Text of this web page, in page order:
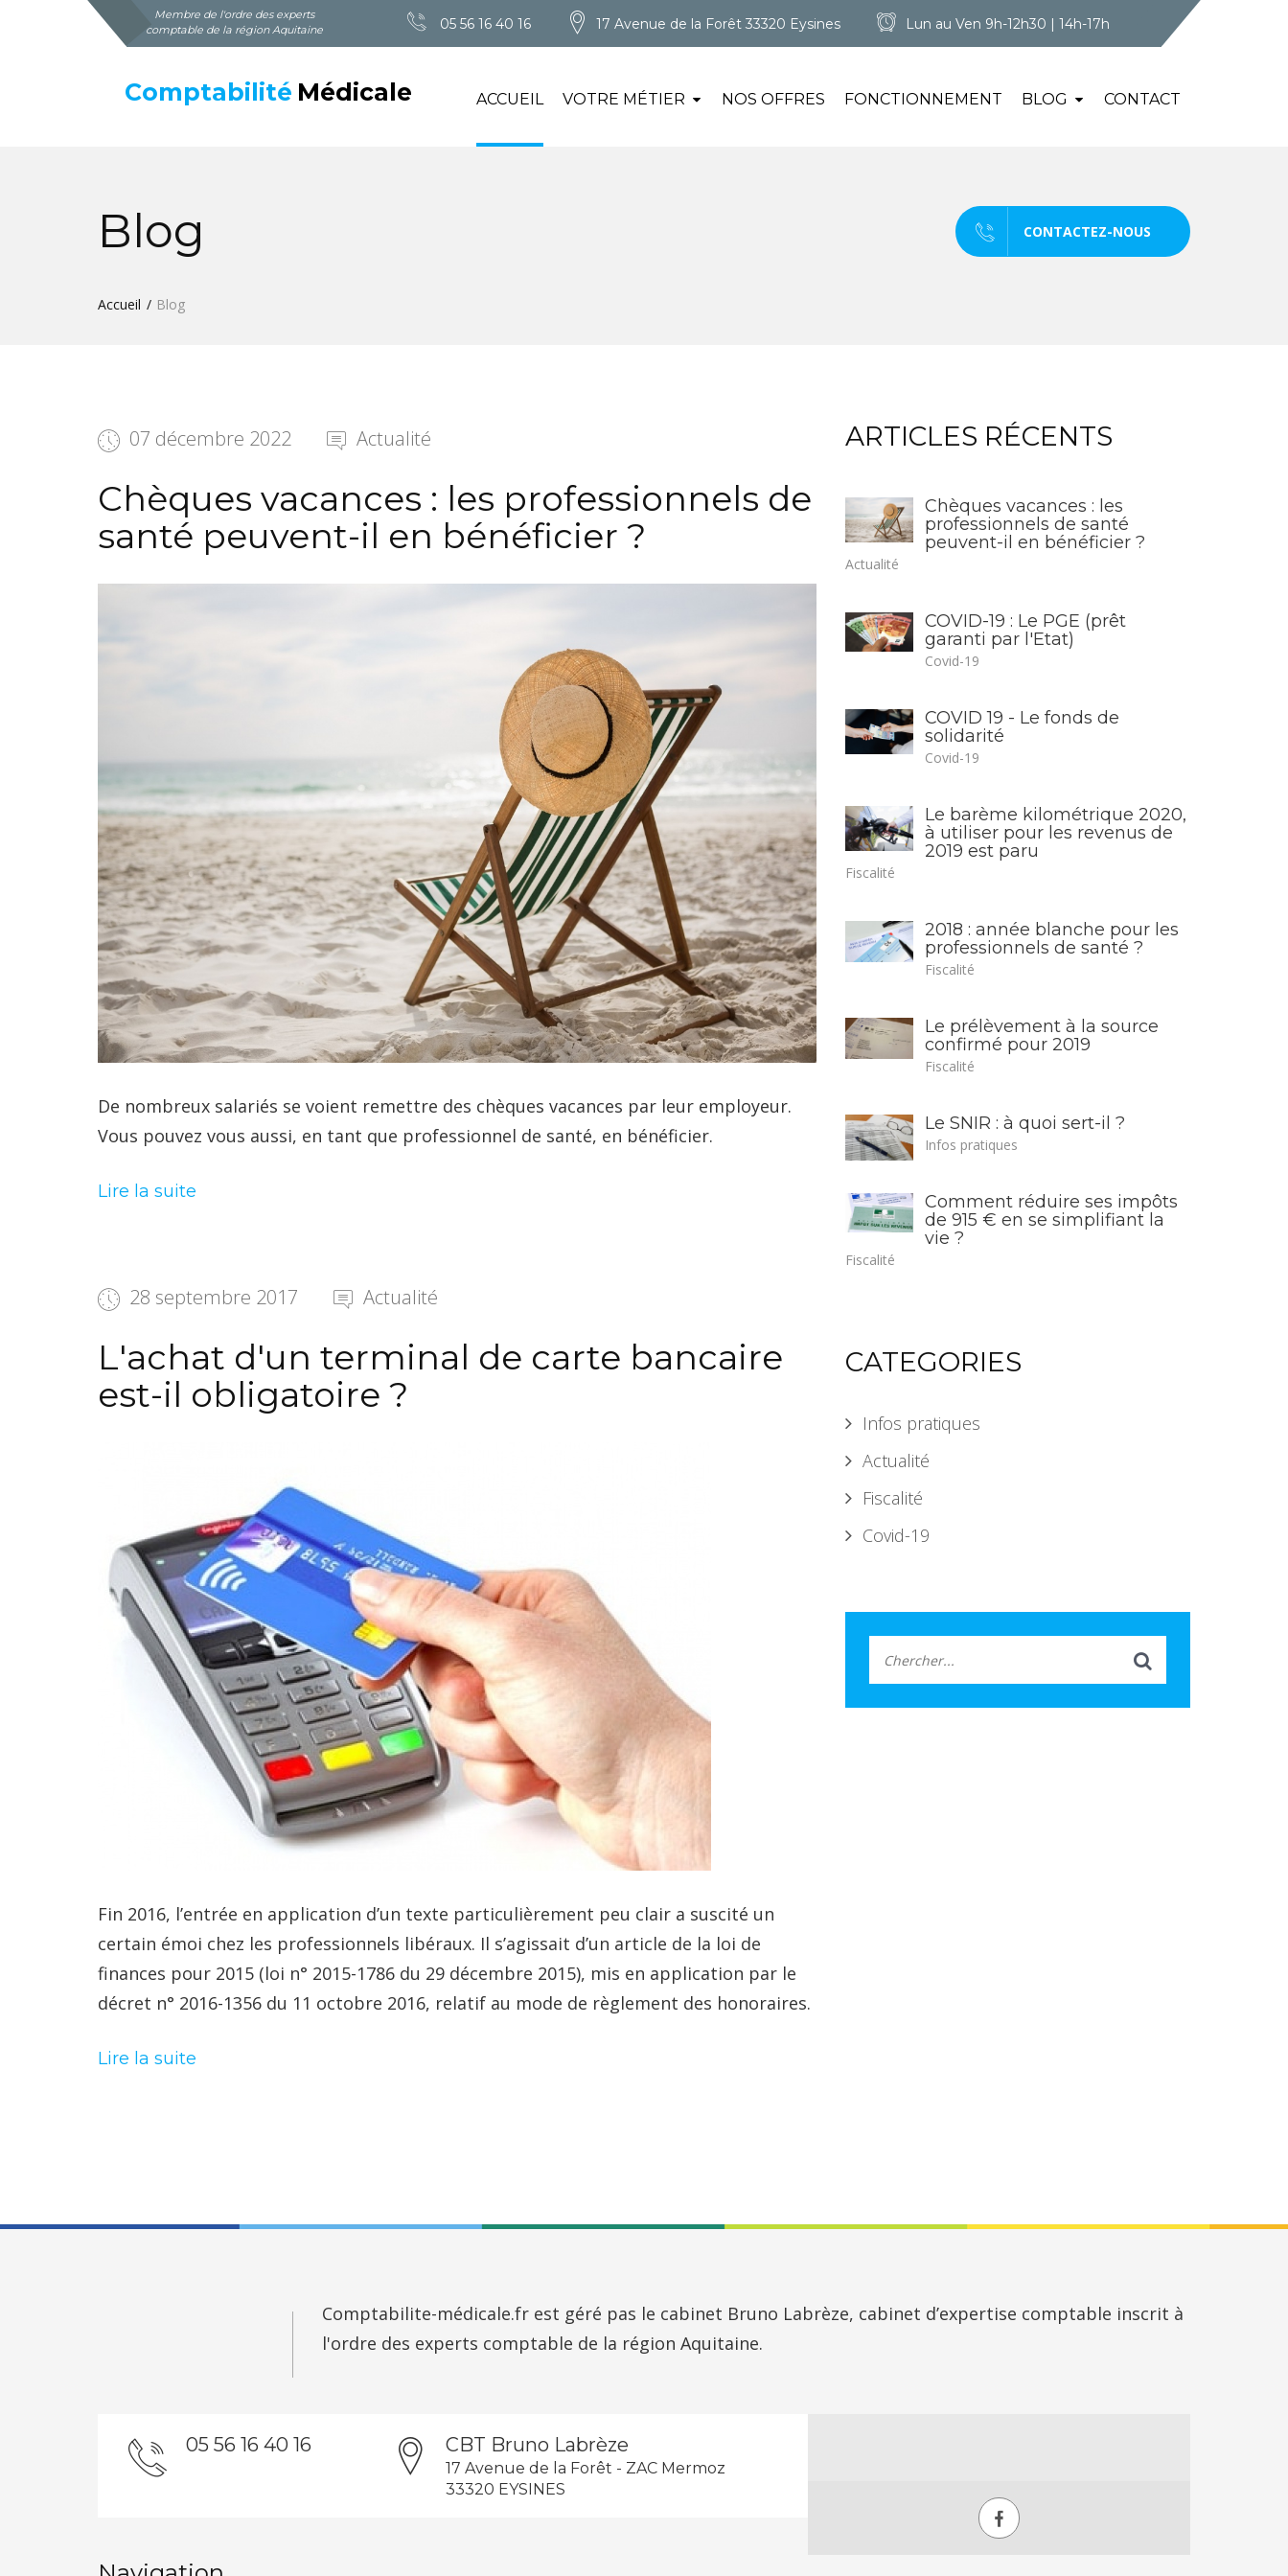
Membre de l'ordre des experts
comptable de la région Aquitaine
05 56 16 40 16 17 Avenue de la Forêt 33320 Eysines Lun au Ven 9h-12h30 | 14h-17h
Comptabilité Médicale ACCUEIL VOTRE MÉTIER NOS OFFRES FONCTIONNEMENT BLOG CONTACT
Blog
Accueil Blog
CONTACTEZ-NOUS
07 décembre 2022 Actualité
Chèques vacances : les professionnels de
santé peuvent-il en bénéficier ?
De nombreux salariés se voient remettre des chèques vacances par leur employeur.
Vous pouvez vous aussi, en tant que professionnel de santé, en bénéficier.
Lire la suite
28 septembre 2017 Actualité
L'achat d'un terminal de carte bancaire
est-il obligatoire ?
Fin 2016, l’entrée en application d’un texte particulièrement peu clair a suscité un
certain émoi chez les professionnels libéraux. Il s’agissait d’un article de la loi de
finances pour 2015 (loi n° 2015-1786 du 29 décembre 2015), mis en application par le
décret n° 2016-1356 du 11 octobre 2016, relatif au mode de règlement des honoraires.
Lire la suite
ARTICLES RÉCENTS
Chèques vacances : les
professionnels de santé
peuvent-il en bénéficier ?
Actualité
COVID-19 : Le PGE (prêt
garanti par l'Etat)
Covid-19
COVID 19 - Le fonds de
solidarité
Covid-19
Le barème kilométrique 2020,
à utiliser pour les revenus de
2019 est paru
Fiscalité
2018 : année blanche pour les
professionnels de santé ?
Fiscalité
Le prélèvement à la source
confirmé pour 2019
Fiscalité
Le SNIR : à quoi sert-il ?
Infos pratiques
Comment réduire ses impôts
de 915 € en se simplifiant la
vie ?
Fiscalité
CATEGORIES
Infos pratiques
Actualité
Fiscalité
Covid-19
Comptabilite-médicale.fr est géré pas le cabinet Bruno Labrèze, cabinet d’expertise comptable inscrit à
l'ordre des experts comptable de la région Aquitaine.
05 56 16 40 16 CBT Bruno Labrèze
17 Avenue de la Forêt - ZAC Mermoz
33320 EYSINES